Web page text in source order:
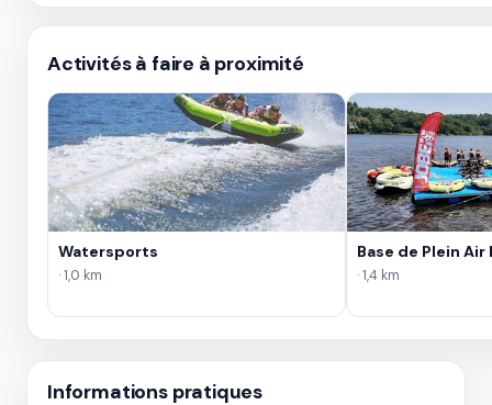
Activités à faire à proximité
Watersports
· 1,0 km
Base de Plein Air
· 1,4 km
Informations pratiques